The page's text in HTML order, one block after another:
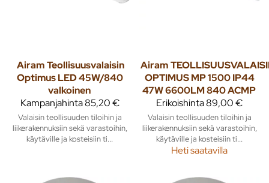
Airam Teollisuusvalaisin
Optimus LED 45W/840
valkoinen
Kampanjahinta85,20 €
Valaisin teollisuuden tiloihin ja
liikerakennuksiin sekä varastoihin,
käytäville ja kosteisiin ti...
Airam
OPTIMUS MP 1500 IP44
47W 6600LM 840 ACMP
Erikoishinta89,00 €
Valaisin teollisuuden tiloihin ja
liikerakennuksiin sekä varastoihin,
käytäville ja kosteisiin ti...
Heti saatavilla